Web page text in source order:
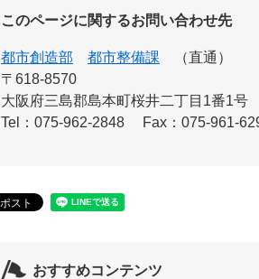
このページに関するお問い合わせ先
都市創造部 都市整備課
直通
〒618-8570
大阪府三島郡島本町桜井二丁目1番1号
Tel：075-962-2848
Fax：075-961-
おすすめコンテンツ